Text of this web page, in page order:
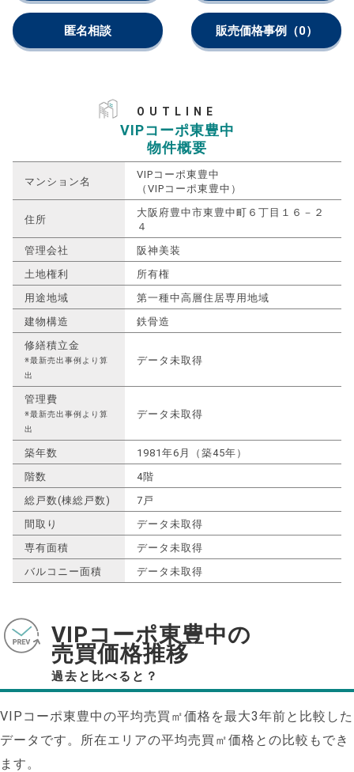
匿名相談 販売価格事例 （0）
OUTLINE
VIPコーポ東豊中
物件概要
マンション名
VIPコーポ東豊中
（VIPコーポ東豊中）
住所
大阪府豊中市東豊中町６丁目１６－２
４
管理会社
阪神美装
土地権利
所有権
用途地域
第一種中高層住居専用地域
建物構造
鉄骨造
修繕積立金
※最新売出事例より算
出
データ未取得
管理費
※最新売出事例より算
出
データ未取得
築年数
1981年6月（築45年）
階数
4階
総戸数(棟総戸数)
7戸
間取り
データ未取得
専有面積
データ未取得
バルコニー面積
データ未取得
VIPコーポ東豊中の
売買価格推移
過去と比べると？
VIPコーポ東豊中の平均売買㎡価格を最大3年前と比較した
データです。所在エリアの平均売買㎡価格との比較もでき
ます。